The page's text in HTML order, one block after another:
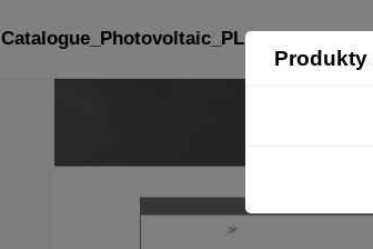
Produkty
Catalogue_Photovoltaic_PL: strana 213